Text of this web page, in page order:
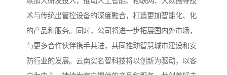
术与传统出管控设备的深度融合，打造更加智能化、化
的产品和服务。同时，公司将进一步拓展国内外市场，
与更多合作伙伴携手共进，共同推动智慧城市建设和安
防行业的发展。云南实名智科技将以创新为驱动，以客